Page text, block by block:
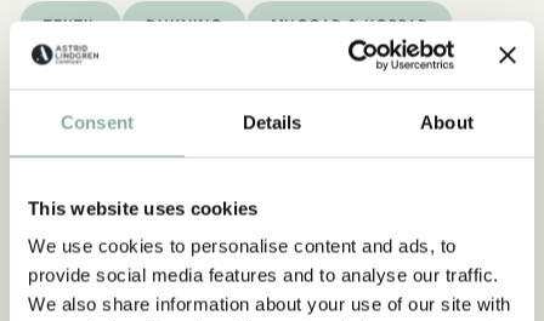
Consent Details About
This website uses cookies
We use cookies to personalise content and ads, to
provide social media features and to analyse our traffic.
We also share information about your use of our site with
TEXTIL DUKNING MUGGAR & KOPPAR